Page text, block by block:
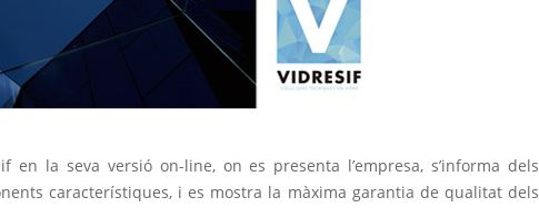
la seva versió on-line, on es presenta l’empresa, s’informa dels
característiques, i es mostra la màxima garantia de qualitat dels